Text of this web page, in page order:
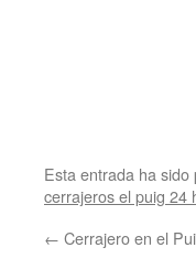
Esta entrada ha sido
cerrajeros el puig 24
← Cerrajero en el